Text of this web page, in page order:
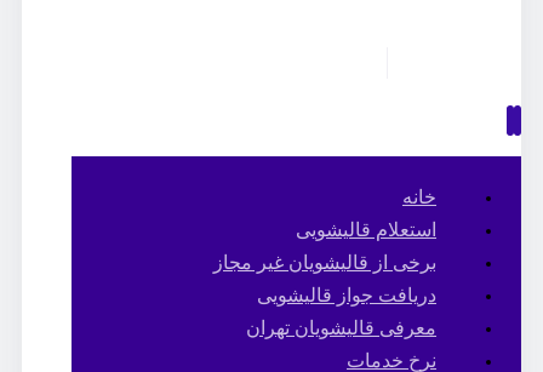
خانه
استعلام قالیشویی
برخی از قالیشویان غیر مجاز
دریافت جواز قالیشویی
معرفی قالیشویان تهران
نرخ خدمات